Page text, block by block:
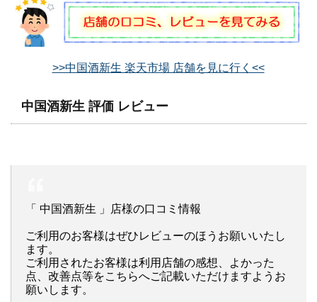
>>中国酒新生 楽天市場 店舗を見に行く<<
中国酒新生 評価 レビュー
「 中国酒新生 」店様の口コミ情報
ご利用のお客様はぜひレビューのほうお願いいたし
ます。
ご利用されたお客様は利用店舗の感想、よかった
点、改善点等をこちらへご記載いただけますようお
願いします。